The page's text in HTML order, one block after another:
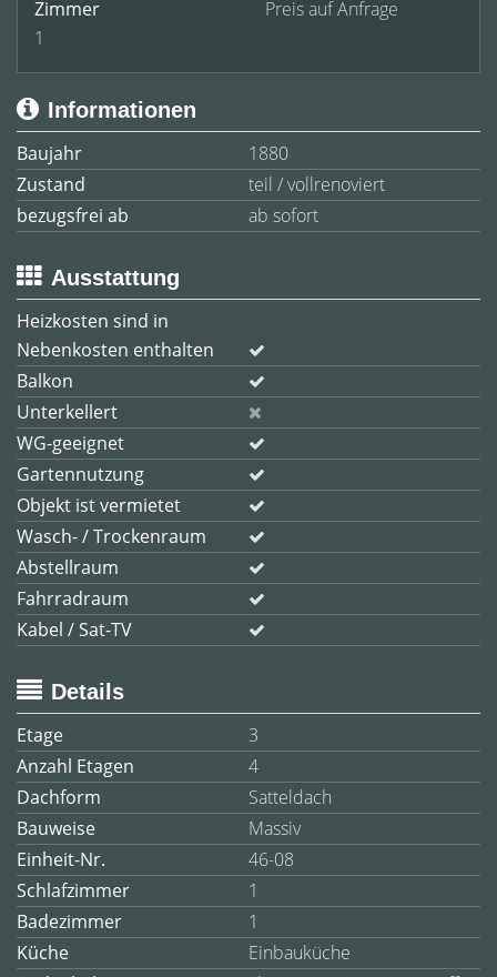
Zimmer
1
Preis auf Anfrage
Informationen
Baujahr
1880
Zustand
teil / vollrenoviert
bezugsfrei ab
ab sofort
Ausstattung
Heizkosten sind in
Nebenkosten enthalten
Balkon
Unterkellert
WG-geeignet
Gartennutzung
Objekt ist vermietet
Wasch- / Trockenraum
Abstellraum
Fahrradraum
Kabel / Sat-TV
Details
Etage
3
Anzahl Etagen
4
Dachform
Satteldach
Bauweise
Massiv
Einheit-Nr.
46-08
Schlafzimmer
1
Badezimmer
1
Küche
Einbauküche